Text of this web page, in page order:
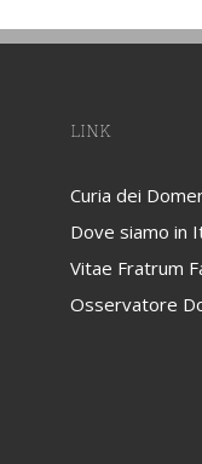
LINK
Curia dei
Dove siamo in
Vitae Fratrum
Osservatore